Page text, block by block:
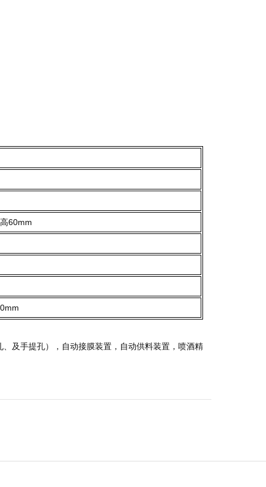
60mm
及手提孔），自动接膜装置，自动供料装置，喷酒精